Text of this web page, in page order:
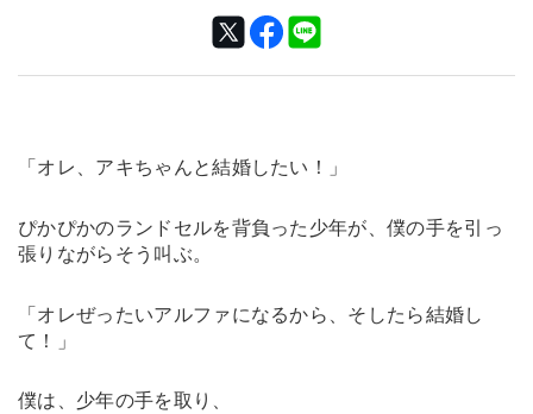
「オレ、アキちゃんと結婚したい！」
ぴかぴかのランドセルを背負った少年が、僕の手を引っ
張りながらそう叫ぶ。
「オレぜったいアルファになるから、そしたら結婚し
て！」
僕は、少年の手を取り、